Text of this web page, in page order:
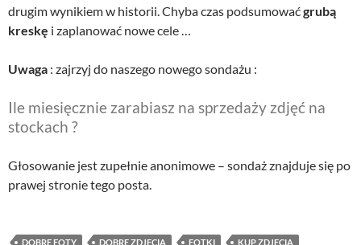
drugim wynikiem w historii. Chyba czas podsumowaćgrubą
kreskę i zaplanować nowe cele …
Uwaga : zajrzyj do naszego nowego sondażu :
Ile miesięcznie zarabiasz na sprzedaży zdjęć na
stockach ?
Głosowanie jest zupełnie anonimowe – sondaż znajduje się po
prawej stronie tego posta.
DOBRE FOTY DOBRE ZDJĘCIA FOTKI
KUP ZDJĘCIA